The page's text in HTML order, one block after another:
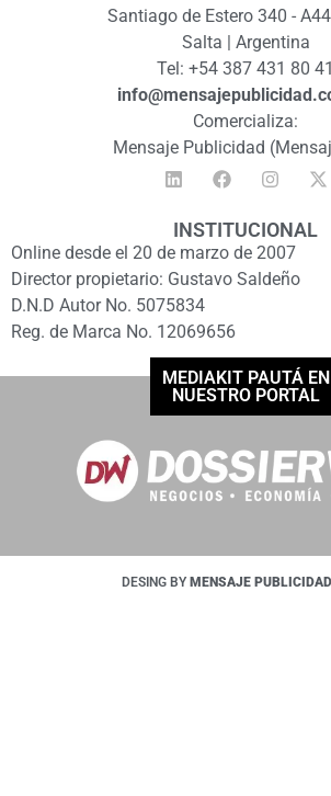
Santiago de Estero 340 -
Salta | Argentina
Tel: +54 387 431 80 41
Comercializa:
Mensaje Publicidad
INSTITUCIONAL
Online desde el 20 de marzo de 2007
Director propietario: Gustavo Saldeño
D.N.D Autor No. 5075834
Reg. de Marca No. 12069656
MEDIAKIT PAUTÁ EN
NUESTRO PORTAL
DESING BY MENSAJE PUBLICIDAD